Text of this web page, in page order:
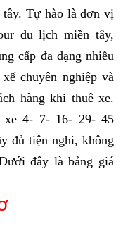
Tự hào là đơn vị
du lịch miền tây,
cấp đa dạng nhiều
chuyên nghiệp và
hàng khi thuê xe.
xe 4- 7- 16- 29- 45
đủ tiện nghi, không
đây là bảng giá